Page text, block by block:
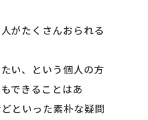
がたくさんおられる
い、という個人の方
できることはあ
といった素朴な疑問